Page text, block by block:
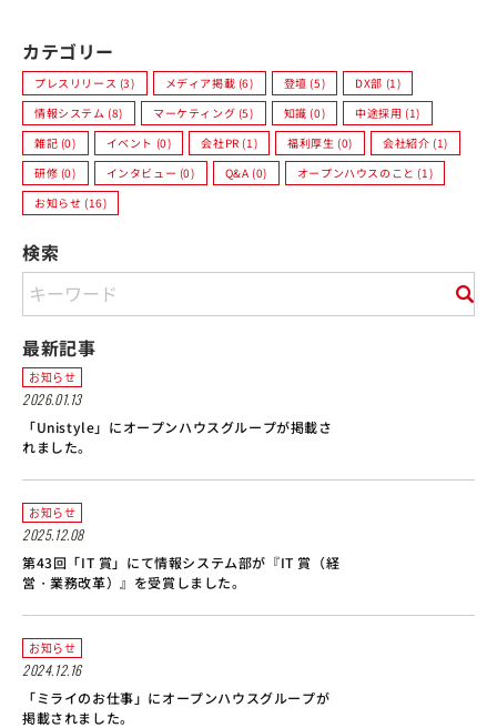
カテゴリー
プレスリリース (3) メディア掲載 (6) 登壇 (5)
DX部 (1)
情報システム (8)
マーケティング (5) 知識 (0)
中途採用 (1)
雑記 (0)
イベント (0) 会社PR (1) 福利厚生 (0)
会社紹介 (1)
研修 (0)
インタビュー (0) Q&A (0)
オープンハウスのこと (1)
お知らせ (16)
検索
最新記事
お知らせ
2026.01.13
「Unistyle」にオープンハウスグループが掲載さ
れました。
お知らせ
2025.12.08
第43回「IT 賞」にて情報システム部が『IT 賞（経
営・業務改革）』を受賞しました。
お知らせ
2024.12.16
「ミライのお仕事」にオープンハウスグループが
掲載されました。